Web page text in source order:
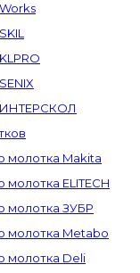
ИНТЕРСКОЛ
молотка Makita
ELITECH
молотка ЗУБР
молотка Metabo
молотка Deli